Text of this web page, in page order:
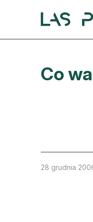
Co
28 grudnia